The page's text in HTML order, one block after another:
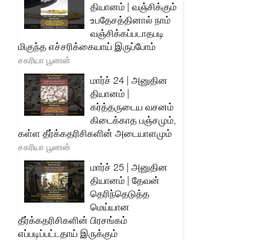
தியானம் | வஞ்சிக்கும்
உபதேசத்தினால் நாம்
வஞ்சிக்கப்படாதபடி
மிகுந்த எச்சரிக்கையாய் இருப்போம்
சகரியா பூணன்
மார்ச் 24 | அனுதின
தியானம் |
கர்த்தருடைய வசனம்
கிடைக்காத பஞ்சமும்,
கள்ள தீர்க்கதரிசிகளின் அடையாளமும்
சகரியா பூணன்
மார்ச் 25 | அனுதின
தியானம் | தேவன்
தெரிந்தெடுத்த
மெய்யான
தீர்க்கதரிசிகளின் பிரசங்கம்
எப்படிப்பட்டதாய் இருக்கும்